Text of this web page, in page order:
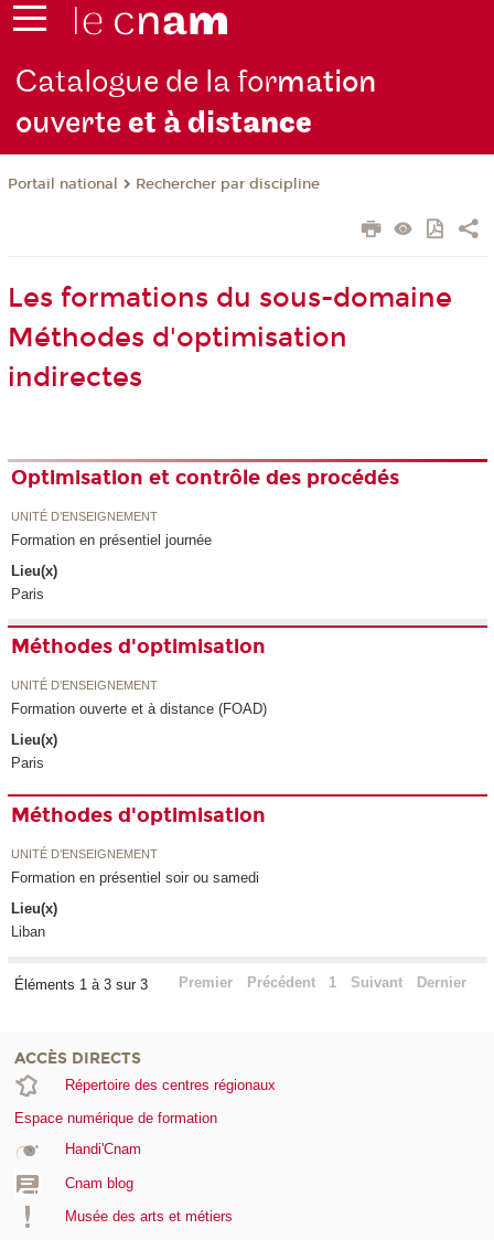
Catalogue de la formation
ouverteet à distance
Portail national Rechercher par discipline
Les formations du sous-domaine
Méthodes d'optimisation
indirectes
Optimisation et contrôle des procédés
UNITÉ D’ENSEIGNEMENT
Formation en présentiel journée
Lieu(x)
Paris
Méthodes d'optimisation
UNITÉ D’ENSEIGNEMENT
Formation ouverte et à distance (FOAD)
Lieu(x)
Paris
Méthodes d'optimisation
UNITÉ D’ENSEIGNEMENT
Formation en présentiel soir ou samedi
Lieu(x)
Liban
Éléments 1 à 3 sur 3 Premier Précédent 1 Suivant Dernier
ACCÈS DIRECTS
Répertoire des centres régionaux
Espace numérique de formation
Handi'Cnam
Cnam blog
Musée des arts et métiers